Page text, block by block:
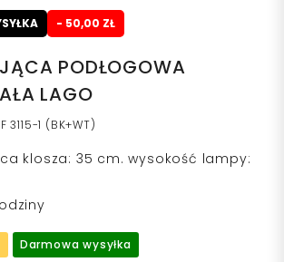
- 50,00 ZŁ
PODŁOGOWA
LAGO
3115-1 (BK+WT)
klosza: 35 cm. wysokość lampy:
Darmowa wysyłka